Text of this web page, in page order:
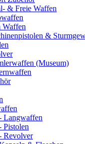
& Freie Waffen
Waffen
&
(Museum)
Langwaffen
Pistolen
Revolver